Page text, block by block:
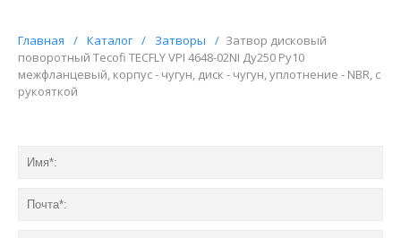
Главная / Каталог / Затворы / Затвор дисковый
поворотный Tecofi TECFLY VPI 4648-02NI Ду250 Ру10
межфланцевый, корпус - чугун, диск - чугун, уплотнение - NBR, с
рукояткой